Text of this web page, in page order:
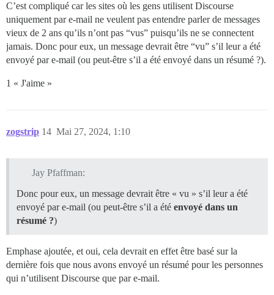
C’est compliqué car les sites où les gens utilisent Discourse
uniquement par e-mail ne veulent pas entendre parler de messages
vieux de 2 ans qu’ils n’ont pas “vus” puisqu’ils ne se connectent
jamais. Donc pour eux, un message devrait être “vu” s’il leur a été
envoyé par e-mail (ou peut-être s’il a été envoyé dans un résumé ?).
1 « J'aime »
zogstrip Mai 27, 2024, 1:10
14
Jay Pfaffman:
Donc pour eux, un message devrait être « vu » s’il leur a été
envoyé par e-mail (ou peut-être s’il a été envoyé dans un
résumé ?)
Emphase ajoutée, et oui, cela devrait en effet être basé sur la
dernière fois que nous avons envoyé un résumé pour les personnes
qui n’utilisent Discourse que par e-mail.